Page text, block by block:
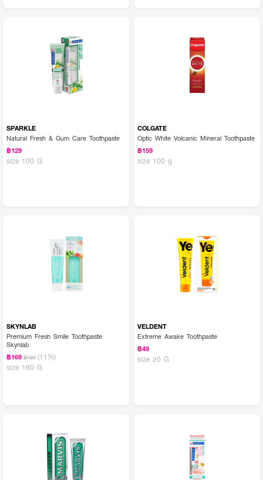
SPARKLE
Natural Fresh & Gum Care Toothpaste
฿129
size 100 G
COLGATE
Optic White Volcanic Mineral Toothpaste
฿159
size 100 g
SKYNLAB
Premium Fresh Smile Toothpaste
Skynlab
฿169 ฿189 (11%)
size 160 G
VELDENT
Extreme Awake Toothpaste
฿49
size 20 G